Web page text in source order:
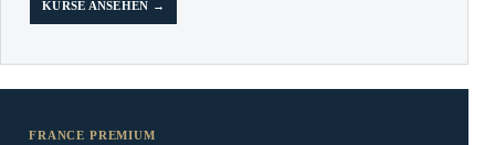
KURSE ANSEHEN →
FRANCE PREMIUM